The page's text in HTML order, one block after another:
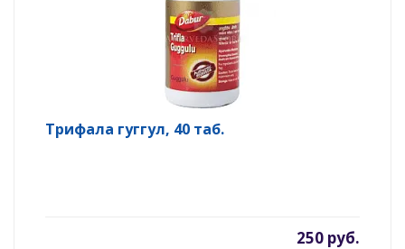
Трифала гуггул, 40 таб.
250 руб.